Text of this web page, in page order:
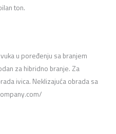
ton.
u poređenju sa branjem
za hibridno branje. Za
ivica. Neklizajuća obrada sa